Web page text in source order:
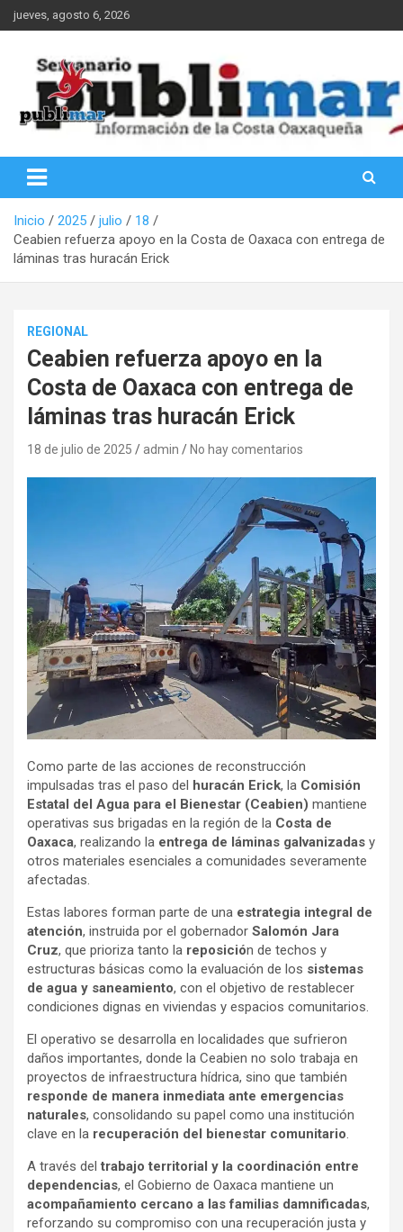
Saltar
al
jueves, agosto 6, 2026
PubliMar
Inicio 2025 julio
18
Ceabien refuerza apoyo en la Costa de Oaxaca con entrega de
láminas tras huracán Erick
REGIONAL
Ceabien refuerza apoyo en la
Costa de Oaxaca con entrega de
láminas tras huracán Erick
18 de julio de 2025 admin No hay comentarios
Como parte de las acciones de reconstrucción
impulsadas tras el paso del huracán Erick, la Comisión
Estatal del Agua para el Bienestar (Ceabien) mantiene
operativas sus brigadas en la región de la Costa de
Oaxaca, realizando la entrega de láminas galvanizadas y
otros materiales esenciales a comunidades severamente
afectadas.
Estas labores forman parte de una estrategia integral de
atención, instruida por el gobernador Salomón Jara
Cruz, que prioriza tanto la reposición de techos y
estructuras básicas como la evaluación de los sistemas
de agua y saneamiento, con el objetivo de restablecer
condiciones dignas en viviendas y espacios comunitarios.
El operativo se desarrolla en localidades que sufrieron
daños importantes, donde la Ceabien no solo trabaja en
proyectos de infraestructura hídrica, sino que también
responde de manera inmediata ante emergencias
naturales, consolidando su papel como una institución
clave en la recuperación del bienestar comunitario
A través deltrabajo territorial y la coordinación entre
dependencias, el Gobierno de Oaxaca mantiene un
acompañamiento cercano a las familias damnificadas,
reforzando su compromiso con una recuperación justa y